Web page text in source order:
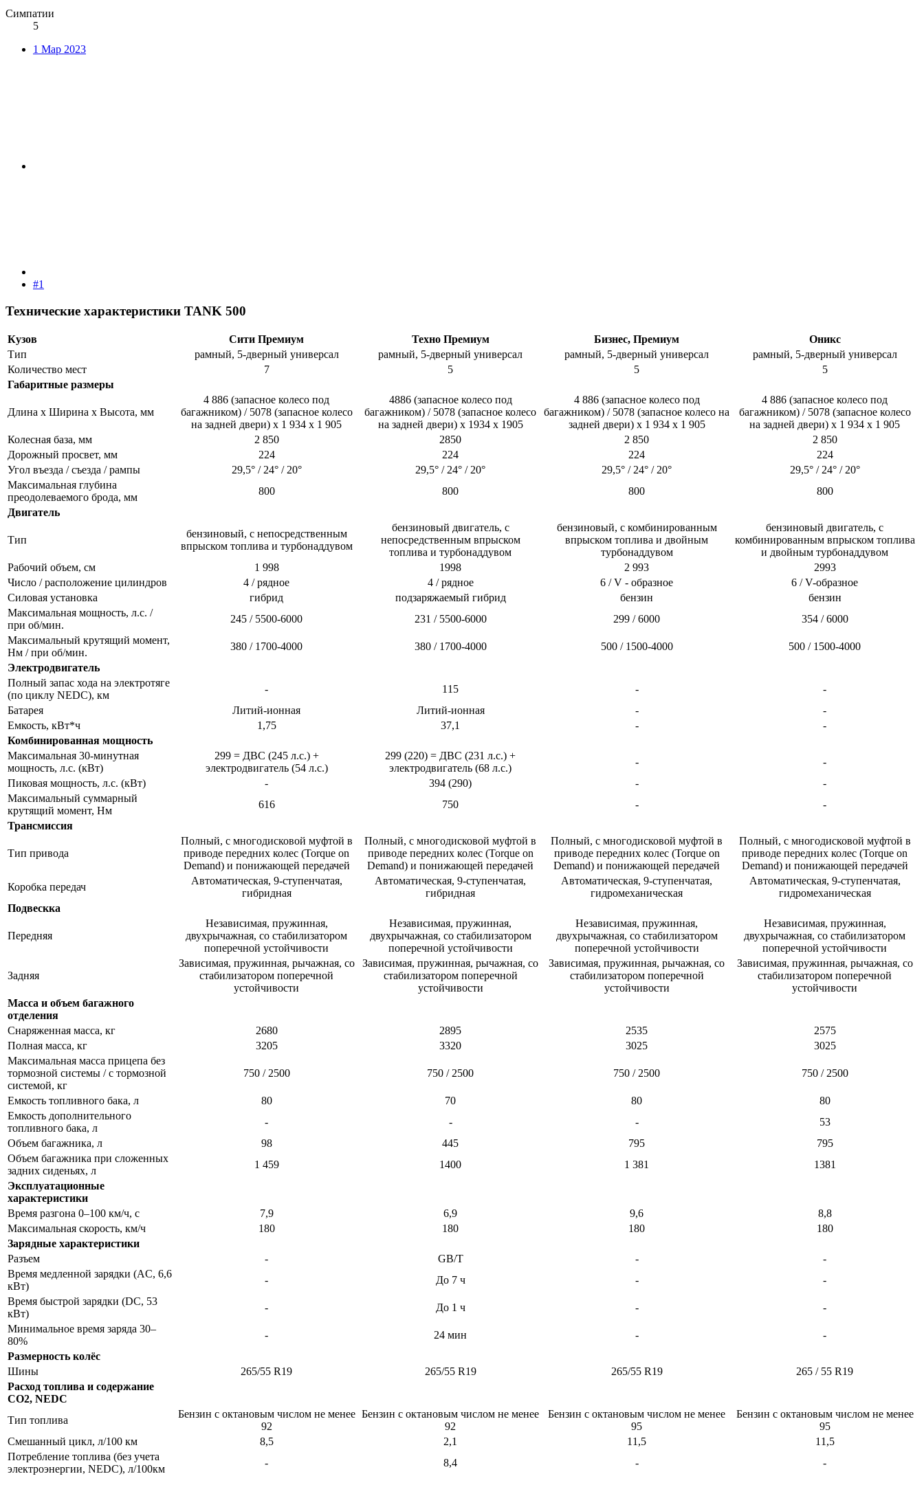
Симпатии
5
1 Мар 2023
#1
Технические характеристики TANK 500
Кузов Сити Премиум Техно Премиум Бизнес, Премиум
Оникс
Тип
рамный, 5-дверный универсал​ рамный, 5-дверный универсал​ рамный, 5-дверный универсал​
рамный, 5-дверный универсал​
Количество мест
7​ 5​ 5​
5​
Габаритные размеры
Длина х Ширина х Высота, мм
4 886 (запасное колесо под
багажником) / 5078 (запасное колесо
на задней двери) х 1 934 х 1 905​
4886 (запасное колесо под
багажником) / 5078 (запасное колесо
на задней двери) х 1934 х 1905​
4 886 (запасное колесо под
багажником) / 5078 (запасное колесо на
задней двери) х 1 934 х 1 905​
4 886 (запасное колесо под
багажником) / 5078 (запасное колесо
на задней двери) х 1 934 х 1 905​
Колесная база, мм
2 850​ 2850​ 2 850​
2 850​
Дорожный просвет, мм
224​ 224​ 224​
224​
Угол въезда / съезда / рампы
29,5° / 24° / 20°​ 29,5° / 24° / 20°​ 29,5° / 24° / 20°​
29,5° / 24° / 20°​
Максимальная глубина
преодолеваемого брода, мм
800​ 800​ 800​
800​
Двигатель
Тип
бензиновый, с непосредственным
впрыском топлива и турбонаддувом​
бензиновый двигатель, с
непосредственным впрыском
топлива и турбонаддувом​
бензиновый, с комбинированным
впрыском топлива и двойным
турбонаддувом​
бензиновый двигатель, с
комбинированным впрыском топлива
и двойным турбонаддувом​
Рабочий объем, см
1 998​ 1998​ 2 993​
2993​
Число / расположение цилиндров
4 / рядное​ 4 / рядное​ 6 / V - образное​
6 / V-образное​
Силовая установка
гибрид​ подзаряжаемый гибрид​ бензин​
бензин​
Максимальная мощность, л.с. /
при об/мин.
245 / 5500-6000​ 231 / 5500-6000​ 299 / 6000​
354 / 6000​
Максимальный крутящий момент,
Нм / при об/мин.
380 / 1700-4000​ 380 / 1700-4000​ 500 / 1500-4000​
500 / 1500-4000​
Электродвигатель
Полный запас хода на электротяге
(по циклу NEDC), км
-​ 115​ -​
-​
Батарея
Литий-ионная​ Литий-ионная​ -​
-​
Емкость, кВт*ч
1,75​ 37,1​ -​
-​
Комбинированная мощность
Максимальная 30-минутная
мощность, л.c. (кВт)
299 = ДВС (245 л.с.) +
электродвигатель (54 л.с.)​
299 (220) = ДВС (231 л.с.) +
электродвигатель (68 л.с.)​
-​
-​
Пиковая мощность, л.с. (кВт)
-​ 394 (290)​ -​
-​
Максимальный суммарный
крутящий момент, Нм
616​ 750​ -​
-​
Трансмиссия
Тип привода
Полный, с многодисковой муфтой в
приводе передних колес (Torque on
Demand) и понижающей передачей​
Полный, с многодисковой муфтой в
приводе передних колес (Torque on
Demand) и понижающей передачей​
Полный, с многодисковой муфтой в
приводе передних колес (Torque on
Demand) и понижающей передачей​
Полный, с многодисковой муфтой в
приводе передних колес (Torque on
Demand) и понижающей передачей​
Коробка передач
Автоматическая, 9-ступенчатая,
гибридная​
Автоматическая, 9-ступенчатая,
гибридная​
Автоматическая, 9-ступенчатая,
гидромеханическая​
Автоматическая, 9-ступенчатая,
гидромеханическая​
Подвескка
Передняя
Независимая, пружинная,
двухрычажная, со стабилизатором
поперечной устойчивости​
Независимая, пружинная,
двухрычажная, со стабилизатором
поперечной устойчивости​
Независимая, пружинная,
двухрычажная, со стабилизатором
поперечной устойчивости​
Независимая, пружинная,
двухрычажная, со стабилизатором
поперечной устойчивости​
Задняя
Зависимая, пружинная, рычажная, со
стабилизатором поперечной
устойчивости​
Зависимая, пружинная, рычажная, со
стабилизатором поперечной
устойчивости​
Зависимая, пружинная, рычажная, со
стабилизатором поперечной
устойчивости​
Зависимая, пружинная, рычажная, со
стабилизатором поперечной
устойчивости​
Масса и объем багажного
отделения
Снаряженная масса, кг
2680​ 2895​ 2535​
2575​
Полная масса, кг
3205​ 3320​ 3025​
3025​
Максимальная масса прицепа без
тормозной системы / с тормозной
системой, кг
750 / 2500​ 750 / 2500​ 750 / 2500​ 750 / 2500​
Емкость топливного бака, л 80​ 70​ 80​
80​
Емкость дополнительного
топливного бака, л
-​ -​ -​
53​
Объем багажника, л
98​ 445​ 795​
795​
Объем багажника при сложенных
задних сиденьях, л
1 459​ 1400​ 1 381​
1381​
Эксплуатационные
характеристики
Время разгона 0–100 км/ч, с
7,9​ 6,9​ 9,6​
8,8​
Максимальная скорость, км/ч
180​ 180​ 180​
180​
Зарядные характеристики
Разъем
-​ GB/T​ -​
-​
Время медленной зарядки (AC, 6,6
кВт)
-​ До 7 ч​ -​
-​
Время быстрой зарядки (DC, 53
кВт)
-​ До 1 ч​ -​
-​
Минимальное время заряда 30–
80%
-​ 24 мин​ -​
-​
Размерность колёс
Шины
265/55 R19​ 265/55 R19​ 265/55 R19​
265 / 55 R19​
Расход топлива и содержание
СО2, NEDC
Тип топлива
Бензин с октановым числом не менее
92​
Бензин с октановым числом не менее
92​
Бензин с октановым числом не менее
95​
Бензин с октановым числом не менее
95​
Смешанный цикл, л/100 км
8,5​ 2,1​ 11,5​
11,5​
Потребление топлива (без учета
электроэнергии, NEDC), л/100км
-​ 8,4​ -​ -​